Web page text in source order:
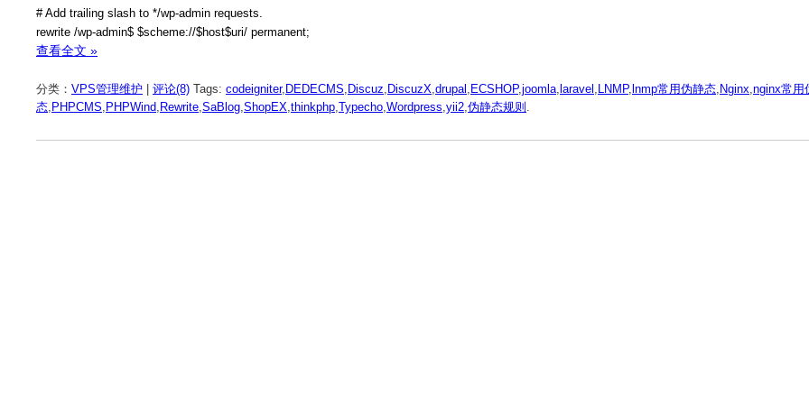
# Add trailing slash to */wp-admin requests.
rewrite /wp-admin$ $scheme://$host$uri/ permanent;
查看全文 »
分类： VPS管理维护 评论(8) Tags: codeigniter, DEDECMS, Discuz, DiscuzX,drupal , ECSHOP,joomla, laravel , LNMP, lnmp常用伪静态, Nginx,nginx常用
态, PHPCMS, PHPWind, Rewrite,SaBlog,ShopEX,thinkphp,Typecho,Wordpress,yii2,伪静态规则 .